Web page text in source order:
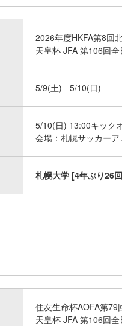
2026年度HKFA第8回
天皇杯 JFA 第106回
5/9(土) - 5/10(日)
5/10(日) 13:00キック
会場：札幌サッカー
札幌大学 [4年ぶり26
住友生命杯AOFA第79
天皇杯 JFA 第106回